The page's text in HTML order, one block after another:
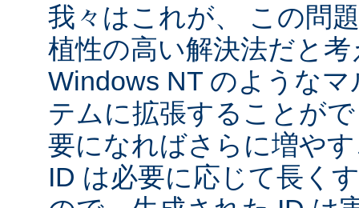
我々はこれが、 この問
植性の高い解決法だと
Windows NT のような
テムに拡張することが
要になればさらに増や
ID は必要に応じて長く